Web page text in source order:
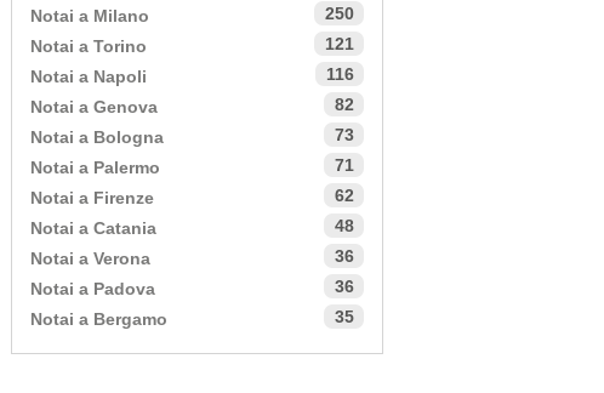
Notai a Milano
250
Notai a Torino
121
Notai a Napoli
116
Notai a Genova
82
Notai a Bologna
73
Notai a Palermo
71
Notai a Firenze
62
Notai a Catania
48
Notai a Verona
36
Notai a Padova
36
Notai a Bergamo
35